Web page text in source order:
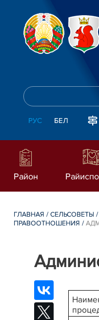
РУС БЕЛ
Район
ГЛАВНАЯ /СЕЛЬСОВЕТЫ
ПРАВООТНОШЕНИЯ /